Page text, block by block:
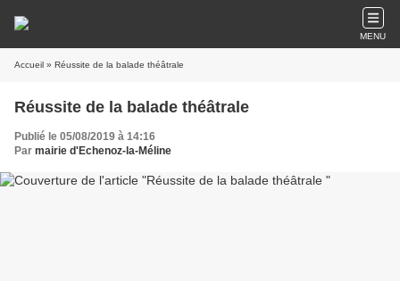
MENU
Accueil » Réussite de la balade théâtrale
Réussite de la balade théâtrale
Publié le 05/08/2019 à 14:16
Par mairie d'Echenoz-la-Méline